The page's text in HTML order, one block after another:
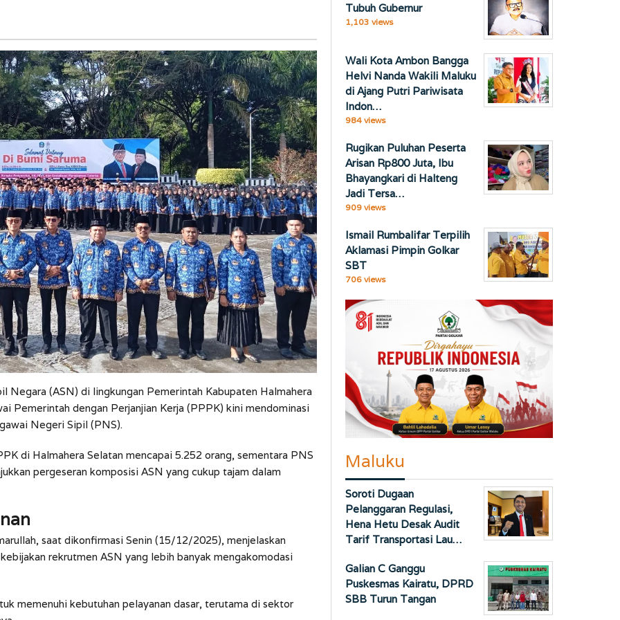
Negara (ASN) di lingkungan Pemerintah Kabupaten Halmahera
Pemerintah dengan Perjanjian Kerja (PPPK) kini mendominasi
Negeri Sipil (PNS).
di Halmahera Selatan mencapai 5.252 orang, sementara PNS
pergeseran komposisi ASN yang cukup tajam dalam
saat dikonfirmasi Senin (15/12/2025), menjelaskan
rekrutmen ASN yang lebih banyak mengakomodasi
memenuhi kebutuhan pelayanan dasar, terutama di sektor
Tubuh Gubernur
1,103 views
Wali Kota Ambon Bangga
Helvi Nanda Wakili Maluku
di Ajang Putri Pariwisata
Indon…
984 views
Rugikan Puluhan Peserta
Arisan Rp800 Juta, Ibu
Bhayangkari di Halteng
Jadi Tersa…
909 views
Ismail Rumbalifar Terpilih
Aklamasi Pimpin Golkar
SBT
706 views
Maluku
Soroti Dugaan
Pelanggaran Regulasi,
Hena Hetu Desak Audit
Tarif Transportasi Lau…
Galian C Ganggu
Puskesmas Kairatu, DPRD
SBB Turun Tangan